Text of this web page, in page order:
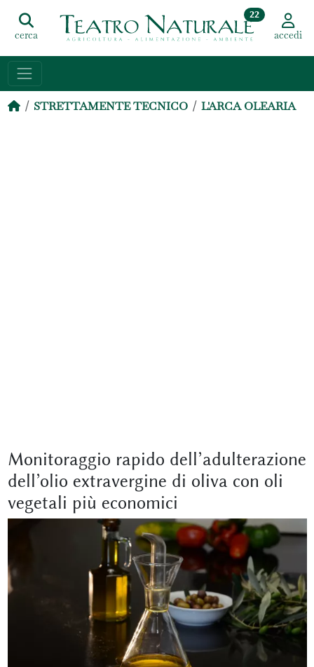
cerca
22
accedi
STRETTAMENTE TECNICO L'ARCA OLEARIA
Monitoraggio rapido dell’adulterazione
dell’olio extravergine di oliva con oli
vegetali più economici